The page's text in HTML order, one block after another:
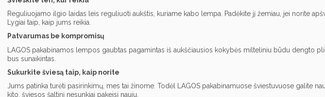
Reguliuojamo ilgio laidas leis reguliuoti aukštis, kuriame kabo lempa. Padėkite jį žemiau, jei norite
Lygiai taip, kaip jums reikia.
Patvarumas be kompromisų
LAGOS pakabinamos lempos gaubtas pagamintas iš aukščiausios kokybės milteliniu būdu dengto
bus sunaikintas.
Sukurkite šviesą taip, kaip norite
Jums patinka turėti pasirinkimų, mes tai žinome. Todėl LAGOS pakabinamuose šviestuvuose galite
kito, šviesos šaltinį nesunkiai pakeisi nauju.